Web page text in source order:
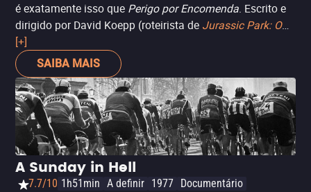
é exatamente isso que Perigo por Encomenda. Escrito e
dirigido por David Koepp (roteirista de Jurassic Park: O
Mundo Perdido
narrativa não linear tão ágil quanto a rotina de seu
protagonista. Apesar de alguns furos no roteiro — talvez
muitos para talentos como Joseph Gordon-Levitt ( (500)
Dias com Ela) e Michael Shannon (Foi Apenas um
Sonho ) —, consegue prender a atenção pelo que
realmente importa: as perseguições e acrobacias de
bicicleta, tão exageradas quanto emocionantes.
[+]
SAIBA MAIS
A Sunday in Hell
7.7/10 1h51min A definir 1977 Documentário